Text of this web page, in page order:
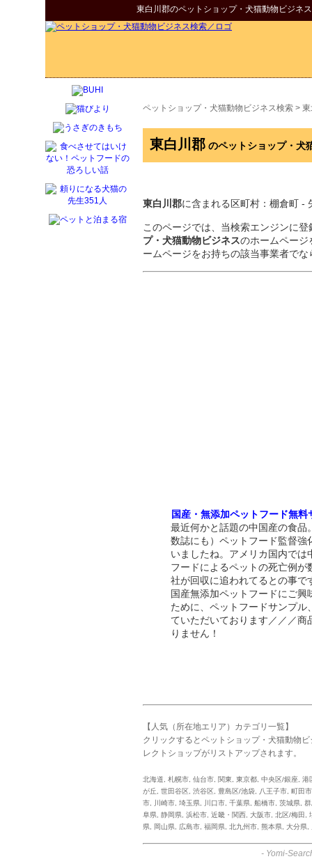
東白川郡のペットショップ・犬猫動物ビジネ
ペットショップ・犬猫動物ビジネス検索 >
東白川郡 のペットショップ・犬
東白川郡に含まれる区町村：棚倉町 -
このページでは、当検索エンジンに登
プ・犬猫動物ビジネスのホームペー
ームページをお持ちの該当事業者で
国産・無添加ペットフード無料
最近何かと話題の中国産の食品
数誌にも）ペットフード監督強
いましたね。アメリカ国内で
フードによるペットの死亡例
社が回収に追われてるとの事で
国産無添加ペットフードにご
ために、ペットフードサンプ
ていただいております／／／
りません！
【人気（所在地エリア）カテゴリ一覧】
クリックするとペットショップ・犬猫動物
レクトショップがリストアップされます。
北海道 札幌市 仙台市 関東 東京都 中央区/銀座 港
が丘
世田谷区 渋谷区 豊島区/池袋 八王子市 町田市
市
川崎市 埼玉県 川口市 千葉県 船橋市 茨城県
阜県 静岡県 浜松市 近畿・関西 大阪市 北区/梅田
県
岡山県 広島市 福岡県 北九州市 熊本県 大分県
- Yomi-